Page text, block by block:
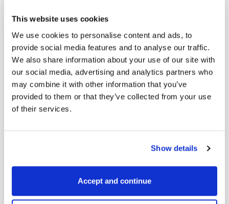
This website uses cookies
We use cookies to personalise content and ads, to
provide social media features and to analyse our traffic.
We also share information about your use of our site with
our social media, advertising and analytics partners who
may combine it with other information that you’ve
provided to them or that they’ve collected from your use
of their services.
Show details
Accept and continue
Una buena ilustración de este fenómeno
fue lacrisis del COVID en marzo de
Inicialmente, el dólar cayó junto con
las acciones. Pero en algún momento, la